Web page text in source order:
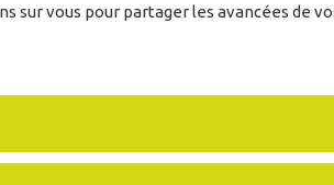
sur vous pour partager les avancées de